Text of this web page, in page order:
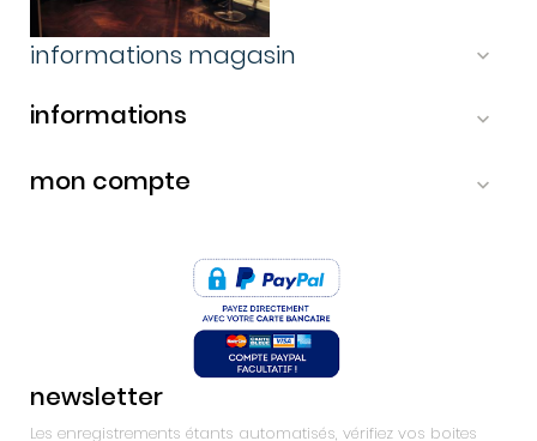
informations magasin 
informations 
mon compte 
newsletter
Les enregistrements étants automatisés, vérifiez vos boites